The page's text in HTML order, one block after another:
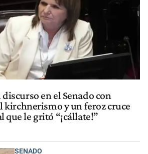
en el Senado con
kirchnerismo y un feroz cruce
que le gritó “¡cállate!”
SENADO